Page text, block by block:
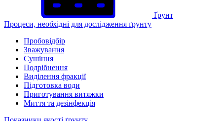
Ґрунт
Процеси, необхідні для дослідження ґрунту
Пробовідбір
Зважування
Сушіння
Подрібнення
Виділення фракції
Підготовка води
Приготування витяжки
Миття та дезінфекція